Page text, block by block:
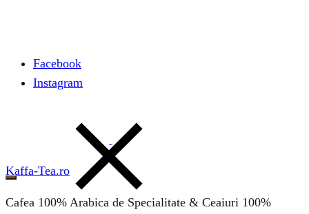
Facebook
Instagram
Kaffa-Tea.ro
Cafea 100% Arabica de Specialitate & Ceaiuri 100%